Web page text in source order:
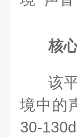
核
该
境中的
30-